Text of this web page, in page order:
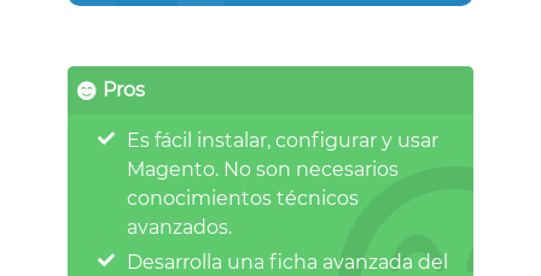
Pros
Es fácil instalar, configurar y usar
Magento. No son necesarios
conocimientos técnicos
avanzados.
Desarrolla una ficha avanzada del